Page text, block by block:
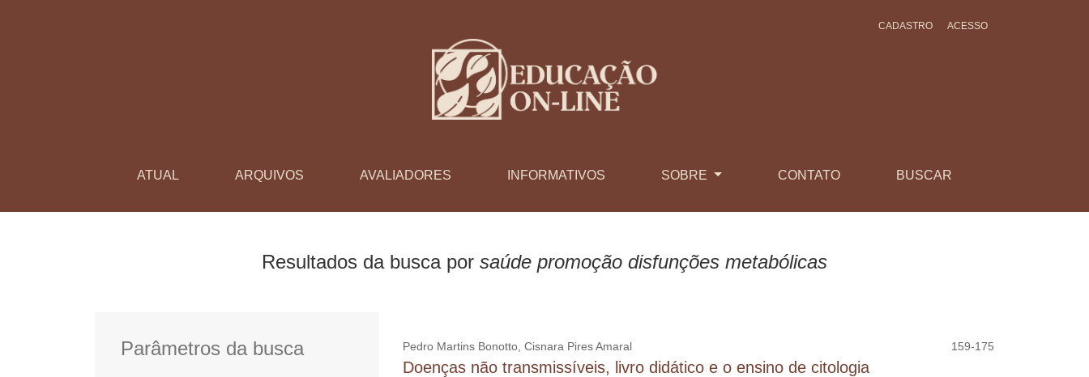
ATUAL ARQUIVOS AVALIADORES INFORMATIVOS SOBRE CONTATO BUSCAR
CADASTRO ACESSO
Resultados da busca por saúde promoção disfunções metabólicas
Pedro Martins Bonotto, Cisnara Pires Amaral 159-175
Doenças não transmissíveis, livro didático e o ensino de citologia
Parâmetros da busca